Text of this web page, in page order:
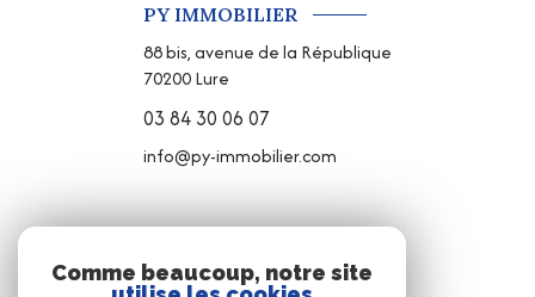
PY IMMOBILIER
88 bis, avenue de la République
70200Lure
03 84 30 06 07
info@py-immobilier.com
Comme beaucoup, notre site